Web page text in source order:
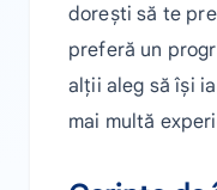
dorești să te
preferă un
alții aleg să își
mai multă